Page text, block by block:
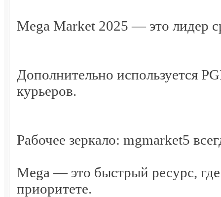
Mega Market 2025 — это лидер
Дополнительно используется
курьеров.
Рабочее зеркало: mgmarket5
Mega — это быстрый ресурс,
приоритете.